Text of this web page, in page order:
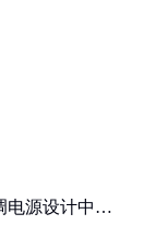
电源设计中的